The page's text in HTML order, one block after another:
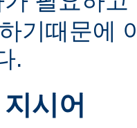
기때문에
.
시어